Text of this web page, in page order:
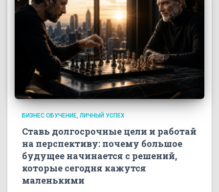
БИЗНЕС ОБУЧЕНИЕ ЛИЧНЫЙ УСПЕХ
Ставь долгосрочные цели и работай
на перспективу: почему большое
будущее начинается с решений,
которые сегодня кажутся
маленькими